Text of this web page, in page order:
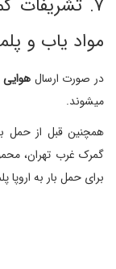
مواد یاب و
در صورت ارسالهوایی
میشوند.
همچنین قبل از حمل
گمرک غرب تهران،
برای حمل بار به